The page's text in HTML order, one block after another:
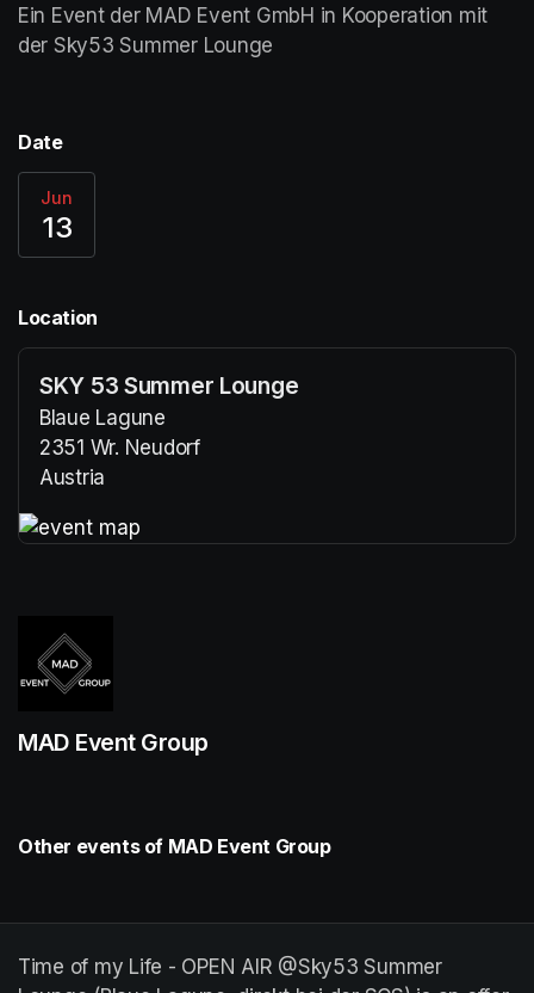
Ein Event der MAD Event GmbH in Kooperation mit
der Sky53 Summer Lounge
Date
Jun
13
Location
SKY 53 Summer Lounge
Blaue Lagune
2351 Wr. Neudorf
Austria
MAD Event Group
Other events of MAD Event Group
Time of my Life - OPEN AIR @Sky53 Summer